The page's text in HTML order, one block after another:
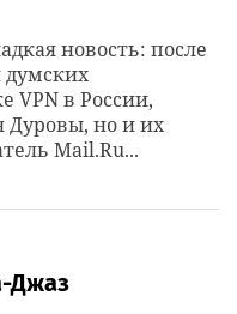
новость: после
VPN в России,
Дуровы, но и их
Mail.Ru...
Джаз